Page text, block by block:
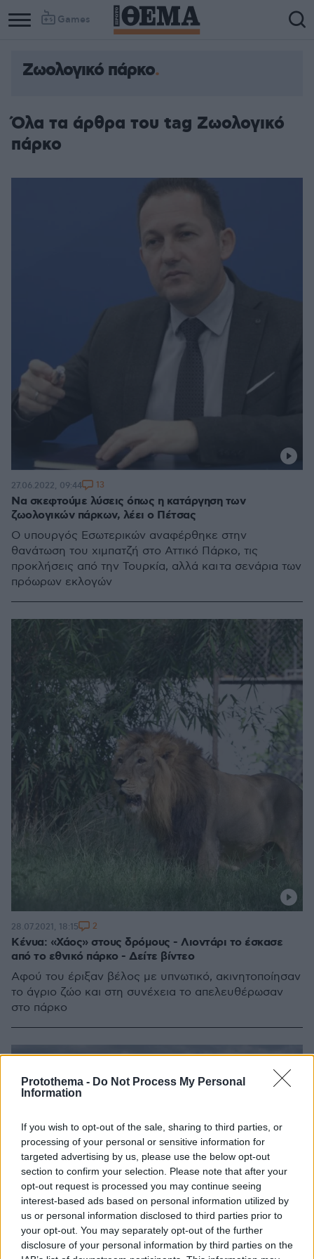
Protothema - Do Not Process My Personal
Information
If you wish to opt-out of the sale, sharing to third parties, or
processing of your personal or sensitive information for
targeted advertising by us, please use the below opt-out
section to confirm your selection. Please note that after your
opt-out request is processed you may continue seeing
interest-based ads based on personal information utilized by
us or personal information disclosed to third parties prior to
your opt-out. You may separately opt-out of the further
disclosure of your personal information by third parties on the
Games
Ζωολογικό πάρκο
Όλα τα άρθρα του tag Ζωολογικό
πάρκο
Να σκεφτούμε λύσεις όπως η κατάργηση των
ζωολογικών πάρκων, λέει ο Πέτσας
Ο υπουργός Εσωτερικών αναφέρθηκε στην
θανάτωση του χιμπατζή στο Αττικό Πάρκο, τις
προκλήσεις από την Τουρκία, αλλά και τα σενάρια των
πρόωρων εκλογών
27.06.2022, 09:44 13
Κένυα: «Χάος» στους δρόμους - Λιοντάρι το έσκασε
από το εθνικό πάρκο - Δείτε βίντεο
Αφού του έριξαν βέλος με υπνωτικό, ακινητοποίησαν
το άγριο ζώο και στη συνέχεια το απελευθέρωσαν
στο πάρκο
28.07.2021, 18:15 2